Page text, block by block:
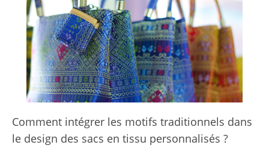
Comment intégrer les motifs traditionnels dans
le design des sacs en tissu personnalisés ?